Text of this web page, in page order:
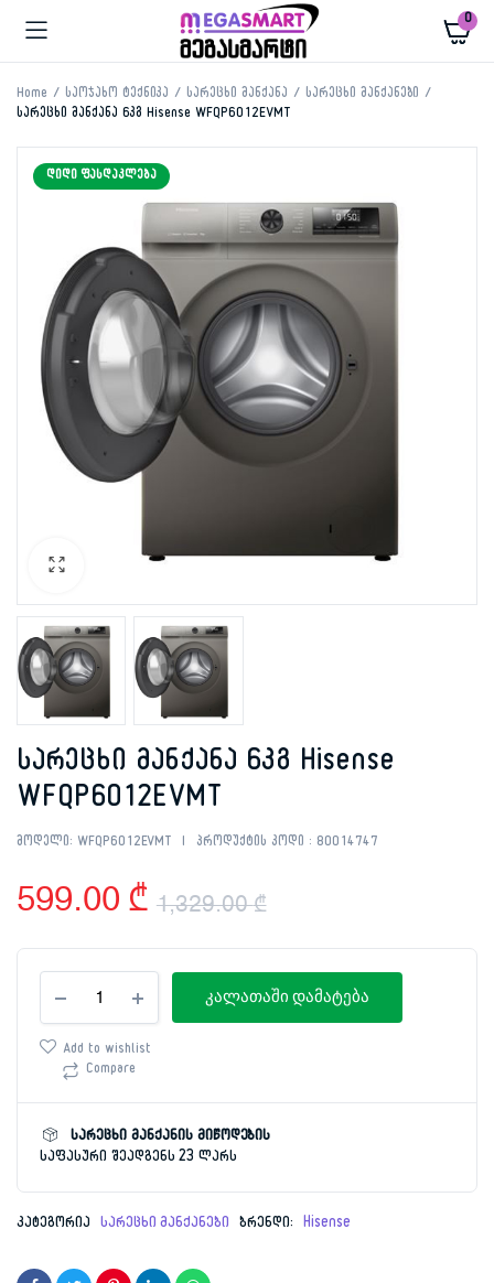
0
Home საოჯახო ტექნიკა სარეცხი მანქანა
სარეცხი მანქანები
სარეცხი მანქანა 6კგ Hisense WFQP6012EVMT
ᲓᲘᲓᲘ ᲤᲐᲡᲓᲐᲙᲚᲔᲑᲐ
სარეცხი მანქანა 6კგ Hisense
WFQP6012EVMT
მოდელი: WFQP6012EVMT პროდუქტის კოდი : 80014747
1,329.00₾
Original
price
1,329.00 ₾.
599.00 ₾
Current
price
599.00 ₾.
მანქანა
6კგ
Hisense
WFQP6012EVMT
კალათაში დამატება
Add to wishlist
Compare
სარეცხი მანქანის მიწოდების
საფასური შეადგენს 23 ლარს
კატეგორია სარეცხი მანქანები ბრენდი: Hisense